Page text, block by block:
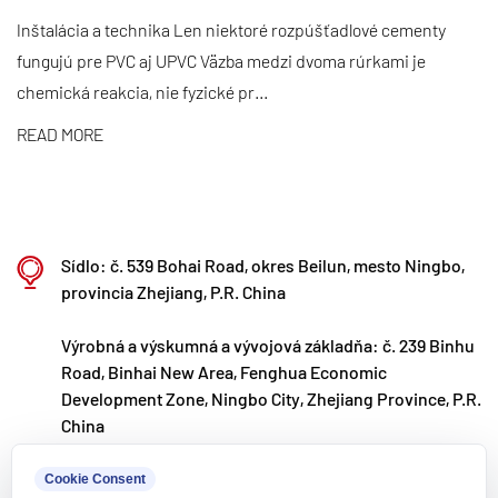
neustále monitorujeme trendy na svetovom trhu a
využívame digitálne kanály, aby sme zákazníkom na
celom svete priniesli vysokokvalitné produkty
„Made in China“.
(Ningbo) Co., Ltd. založila v spolupráci s
materiálové laboratórium, vybudovala modernú
výrobnú základňu a nainštalovala 8 plne
automatizovaných výrobných liniek na
Zariadenie je určené na výskum a vývoj, výrobu a
Inštalácia a technika Len niektoré rozpúšťadlové cementy
fungujú pre PVC aj UPVC Väzba medzi dvoma rúrkami je
chemická reakcia, nie fyzické pr...
READ MORE
Sídlo: č. 539 Bohai Road, okres Beilun, mesto Ningbo,
provincia Zhejiang, P.R. China
Výrobná a výskumná a vývojová základňa: č. 239 Binhu
Road, Binhai New Area, Fenghua Economic
Development Zone, Ningbo City, Zhejiang Province, P.R.
China
kxpv@kxpv.com
Cookie Consent